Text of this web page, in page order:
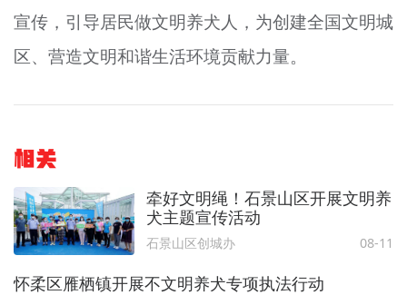
宣传，引导居民做文明养犬人，为创建全国文明城
区、营造文明和谐生活环境贡献力量。
相关
牵好文明绳！石景山区开展文明养
犬主题宣传活动
石景山区创城办 08-11
怀柔区雁栖镇开展不文明养犬专项执法行动